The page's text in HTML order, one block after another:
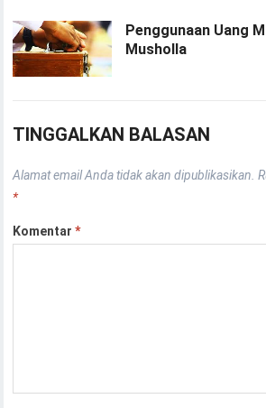
Penggunaan Uang
Musholla
TINGGALKAN BALASAN
Alamat email Anda tidak akan dipublikasikan.
*
Komentar*